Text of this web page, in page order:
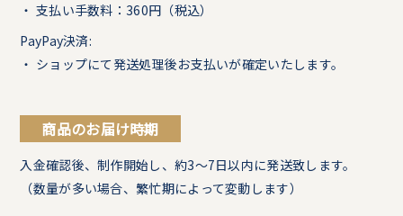
・ 支払い手数料：360円（税込）
PayPay決済:
・ ショップにて発送処理後お支払いが確定いたします。
商品のお届け時期
入金確認後、制作開始し、約3〜7日以内に発送致します。
（数量が多い場合、繁忙期によって変動します）